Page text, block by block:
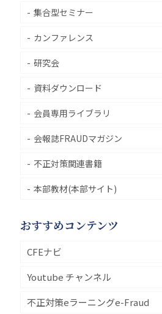
集合型セミナー
カンファレンス
研究会
資料ダウンロード
会員専用ライブラリ
会報誌FRAUDマガジン
不正対策関連書籍
本部教材(本部サイト)
おすすめコンテンツ
CFEナビ
Youtube チャンネル
不正対策eラーニングe-Fraud